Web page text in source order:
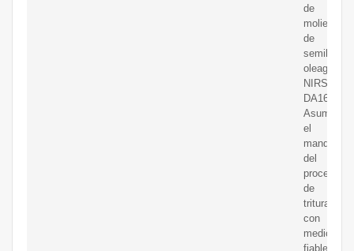
de
molienda
de
semillas
NIRS?
DA1650
Asuma
el
mando
del
proceso
de
trituración
con
fiables